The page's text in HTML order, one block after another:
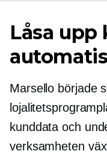
Låsa upp
Marsello började
kunddata och
verksamheten